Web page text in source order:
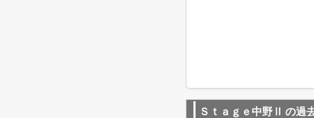
Ｓｔａｇｅ中野Ⅱ の過